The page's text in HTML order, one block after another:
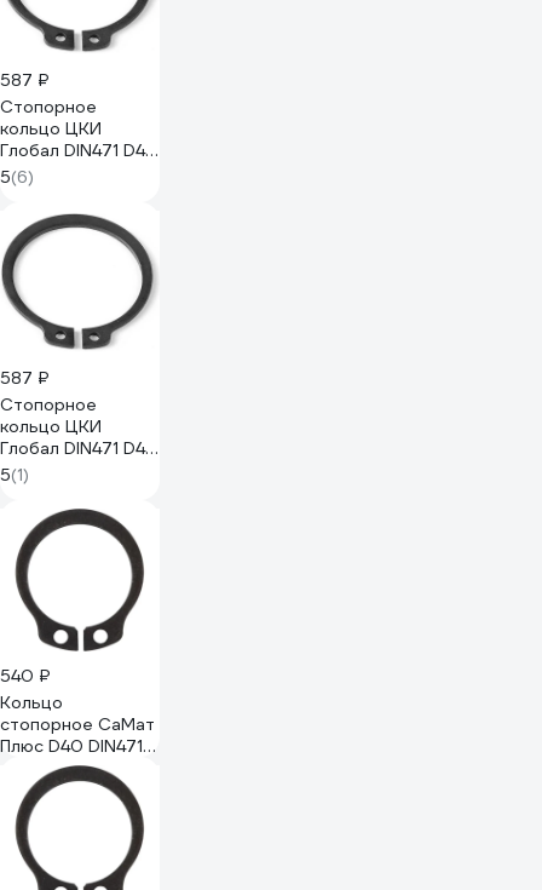
587 ₽
Стопорное
кольцо ЦКИ
Глобал DIN471 D44
наружное,
оксидирование, 5
шт. 7629
5(6)
587 ₽
Стопорное
кольцо ЦКИ
Глобал DIN471 D42
НАРУЖНОЕ ОКС
10шт 60888
5(1)
540 ₽
Кольцо
стопорное СаМат
Плюс D40 DIN471
(вал) (5 шт) KRP-
8846